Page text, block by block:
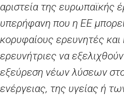
αριστεία της ευρωπαϊκής
υπερήφανη που η ΕΕ
κορυφαίους ερευνητές και
ερευνήτριες να
εξεύρεση νέων λύσεων
ενέργειας, της υγείας ή